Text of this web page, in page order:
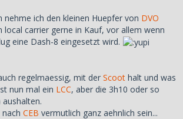
nehme ich den kleinen Huepfer von DVO
local carrier gerne in Kauf, vor allem wenn
eine Dash-8 eingesetzt wird.
regelmaessig, mit der Scoot halt und was
nun mal ein LCC, aber die 3h10 oder so
CEB vermutlich ganz aehnlich sein...